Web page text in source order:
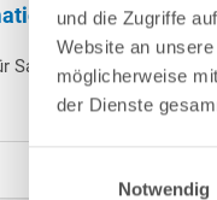
und die Zugriffe
Website an
möglicherweise
der Dienste
Notwendig
"Filtersand
Sandfilteranlagen.